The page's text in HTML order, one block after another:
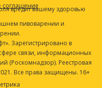
соглашение
вредит вашему здоровью
пивоварении и
Зарегистрировано в
связи, информационных
(Роскомнадзор). Реестровая
Все права защищены. 16+